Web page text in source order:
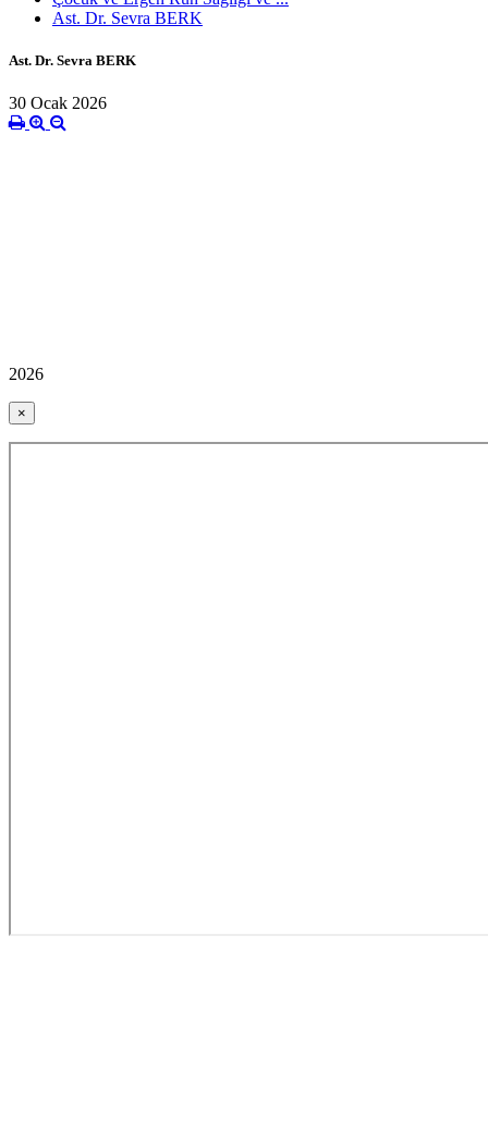
Ast. Dr. Sevra BERK
Ast. Dr. Sevra BERK
30 Ocak 2026
2026
×